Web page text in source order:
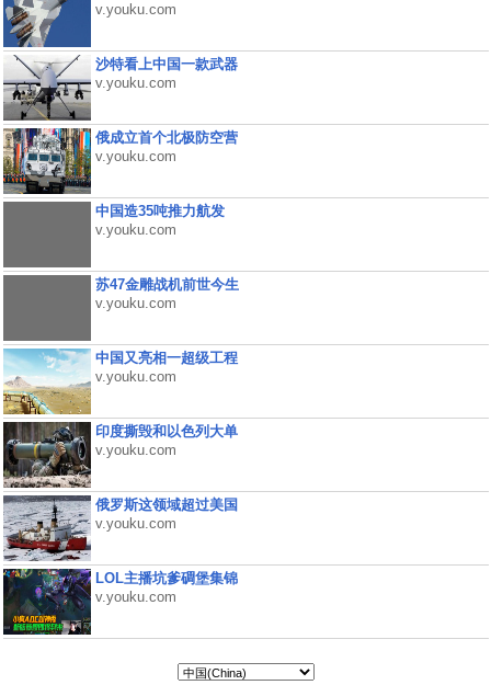
v.youku.com
沙特看上中国一款武器
v.youku.com
俄成立首个北极防空营
v.youku.com
中国造35吨推力航发
v.youku.com
苏47金雕战机前世今生
v.youku.com
中国又亮相一超级工程
v.youku.com
印度撕毁和以色列大单
v.youku.com
俄罗斯这领域超过美国
v.youku.com
LOL主播坑爹碉堡集锦
v.youku.com